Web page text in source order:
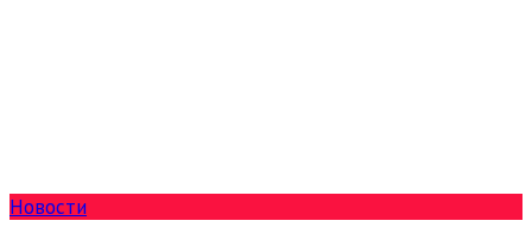
Новости